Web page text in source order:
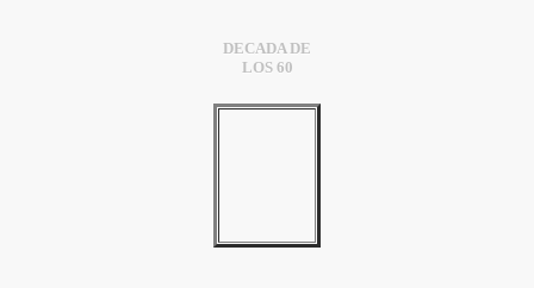
DECADA DE
LOS 60